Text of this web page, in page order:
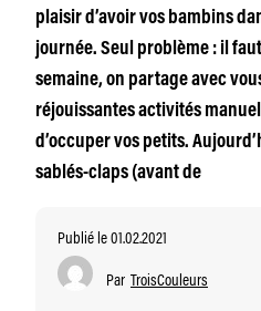
plaisir d’avoir vos bambins
journée. Seul problème : il
semaine, on partage avec
réjouissantes activités
d’occuper vos petits.
sablés-claps (avant de
Publié le 01.02.2021
Par TroisCouleurs